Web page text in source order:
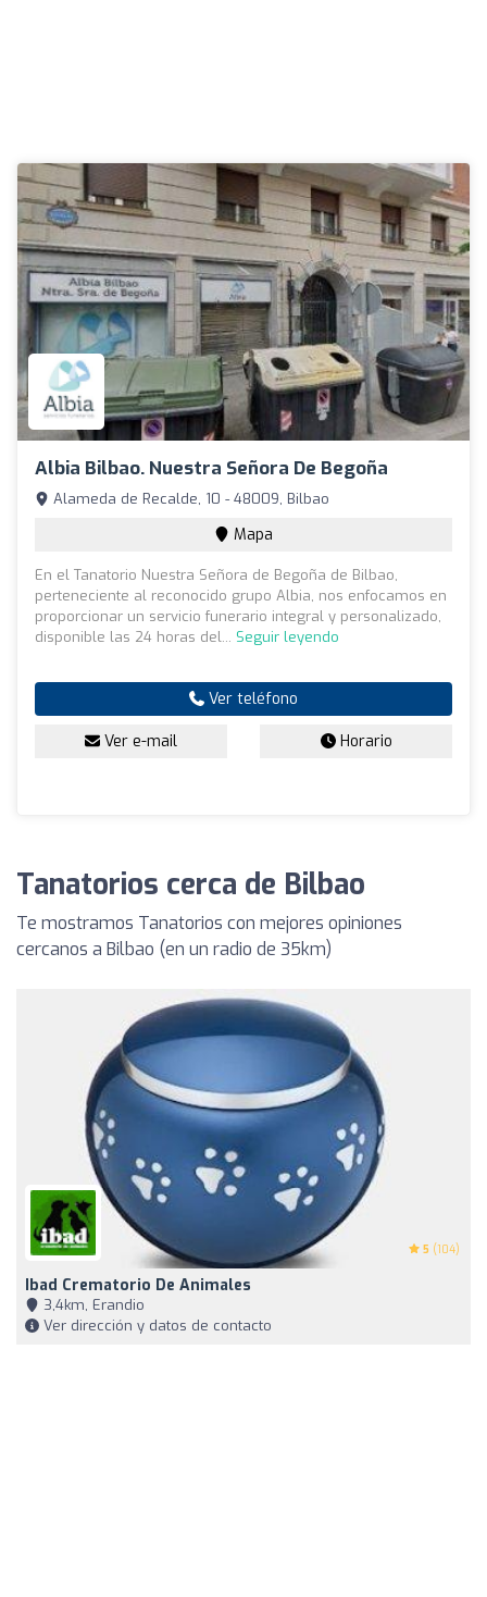
Albia Bilbao. Nuestra Señora De Begoña
Alameda de Recalde, 10 - 48009, Bilbao
Mapa
En el Tanatorio Nuestra Señora de Begoña de Bilbao,
perteneciente al reconocido grupo Albia, nos enfocamos en
proporcionar un servicio funerario integral y personalizado,
disponible las 24 horas del... Seguir leyendo
Ver teléfono
Ver e-mail Horario
Tanatorios cerca de Bilbao
Te mostramos Tanatorios con mejores opiniones
cercanos a Bilbao (en un radio de 35km)
5 (104)
Ibad Crematorio De Animales
3,4km, Erandio
Ver dirección y datos de contacto